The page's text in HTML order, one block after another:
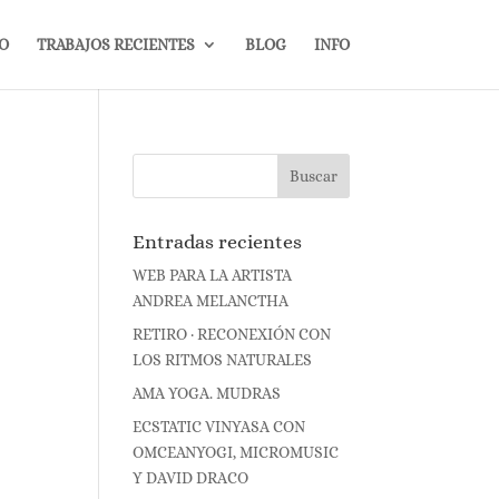
TRABAJOS RECIENTES BLOG INFO
Entradas recientes
WEB PARA LA ARTISTA
ANDREA MELANCTHA
RETIRO · RECONEXIÓN CON
LOS RITMOS NATURALES
AMA YOGA. MUDRAS
ECSTATIC VINYASA CON
OMCEANYOGI, MICROMUSIC
Y DAVID DRACO